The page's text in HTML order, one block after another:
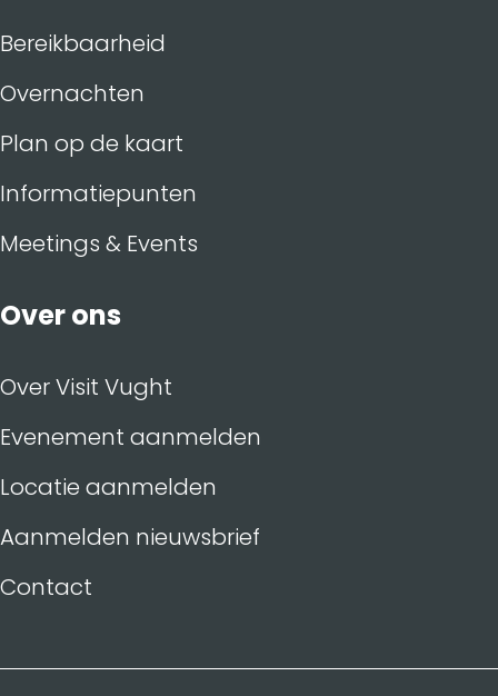
Bereikbaarheid
Overnachten
Plan op de kaart
Informatiepunten
Meetings & Events
Over ons
Over Visit Vught
Evenement aanmelden
Locatie aanmelden
Aanmelden nieuwsbrief
Contact